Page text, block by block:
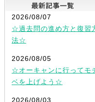
2026/08/07
☆過去問の進め方と復習
法☆
2026/08/05
☆オーキャンに行ってモ
ベを上げよう☆
2026/08/03